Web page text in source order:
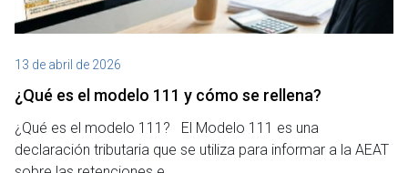
13 de abril de 2026
¿Qué es el modelo 111 y cómo se rellena?
¿Qué es el modelo 111? El Modelo 111 es una
declaración tributaria que se utiliza para informar a la AEAT